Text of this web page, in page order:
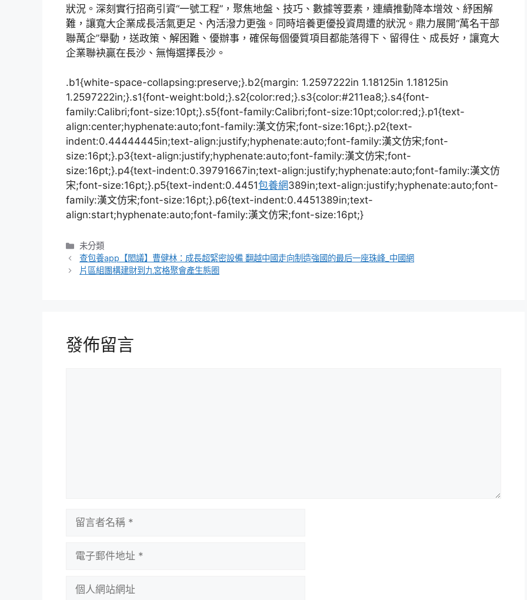
狀況。深刻實行招商引資“一號工程”，聚焦地盤、技巧、數據等要素，連續推動降本增效、紓困解
難，讓寬大企業成長活氣更足、內活潑力更強。同時培養更優投資周遭的狀況。鼎力展開“萬名干部
聯萬企”舉動，送政策、解困難、優辦事，確保每個優質項目都能落得下、留得住、成長好，讓寬大
企業聯袂贏在長沙、無悔選擇長沙。
.b1{white-space-collapsing:preserve;}.b2{margin: 1.2597222in 1.18125in 1.18125in
1.2597222in;}.s1{font-weight:bold;}.s2{color:red;}.s3{color:#211ea8;}.s4{font-
family:Calibri;font-size:10pt;}.s5{font-family:Calibri;font-size:10pt;color:red;}.p1{text-
align:center;hyphenate:auto;font-family:漢文仿宋;font-size:16pt;}.p2{text-
indent:0.44444445in;text-align:justify;hyphenate:auto;font-family:漢文仿宋;font-
size:16pt;}.p3{text-align:justify;hyphenate:auto;font-family:漢文仿宋;font-
size:16pt;}.p4{text-indent:0.39791667in;text-align:justify;hyphenate:auto;font-family:漢文仿
宋;font-size:16pt;}.p5{text-indent:0.4451包養網389in;text-align:justify;hyphenate:auto;font-
family:漢文仿宋;font-size:16pt;}.p6{text-indent:0.4451389in;text-
align:start;hyphenate:auto;font-family:漢文仿宋;font-size:16pt;}
分
類
未分類
查包養app【閎議】曹健林：成長超緊密設備 翻越中國走向制造強國的最后一座珠峰_中國網
片區組團構建財到九宮格聚會產生態圈
發佈留言